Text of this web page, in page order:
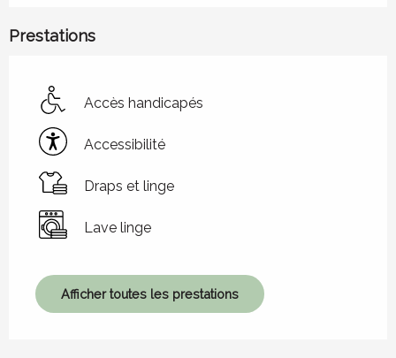
Prestations
Accès handicapés
Accessibilité
Draps et linge
Lave linge
Afficher toutes les prestations